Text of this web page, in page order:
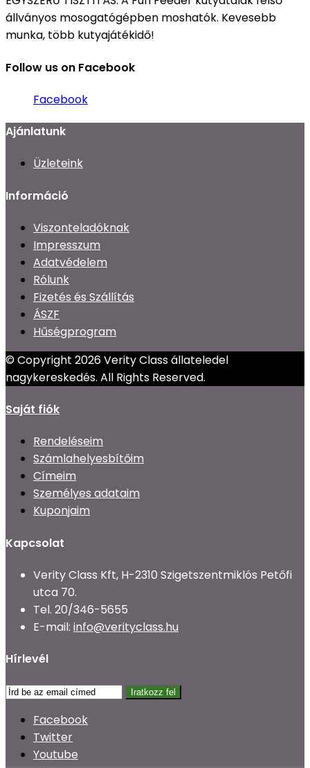
állványos mosogatógépben moshatók. Kevesebb
munka, több kutyajátékidő!
Follow us on Facebook
Facebook
Ajánlatunk
Üzleteink
Információ
Viszonteladóknak
Impresszum
Adatvédelem
Rólunk
Fizetés és Szállítás
ÁSZF
Hűségprogram
© Copyright 2026 Verity Class állateledel
nagykereskedés. All Rights Reserved.
Saját fiók
Rendeléseim
Számlahelyesbítőim
Címeim
Személyes adataim
Kuponjaim
Kapcsolat
Verity Class Kft, H-2310 Szigetszentmiklós Petőfi
utca 70.
Tel. 20/346-5655
E-mail: info@verityclass.hu
Hírlevél
Iratkozz fel
Facebook
Twitter
Youtube